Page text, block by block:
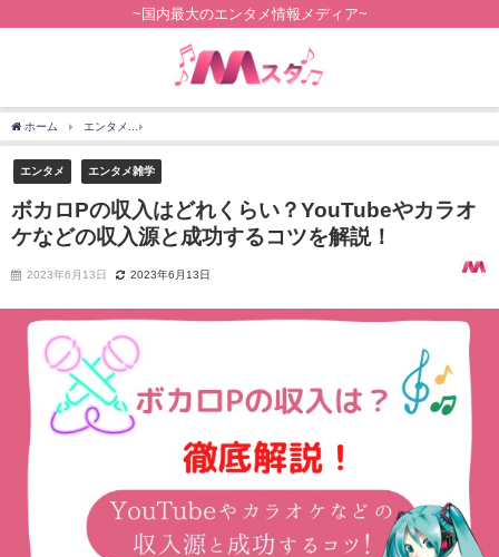
~国内最大のエンタメ情報メディア~
ホーム エンタメ
エンタメ エンタメ雑学
ボカロPの収入はどれくらい？YouTubeやカラオ
ケなどの収入源と成功するコツを解説！
2023年6月13日 2023年6月13日